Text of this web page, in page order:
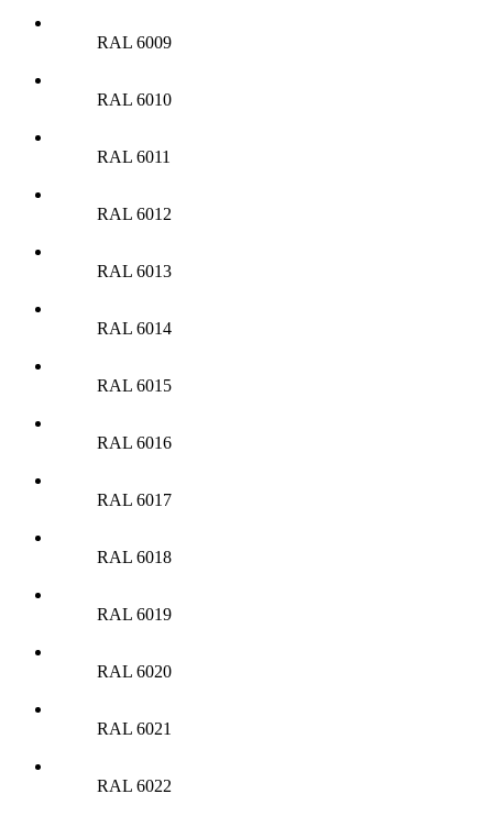
RAL 6009
RAL 6010
RAL 6011
RAL 6012
RAL 6013
RAL 6014
RAL 6015
RAL 6016
RAL 6017
RAL 6018
RAL 6019
RAL 6020
RAL 6021
RAL 6022